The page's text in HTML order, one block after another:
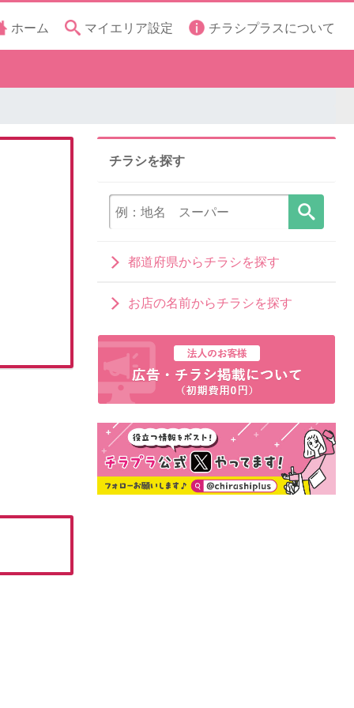
ホーム マイエリア設定 チラシプラスについて
チラシを探す
都道府県からチラシを探す
お店の名前からチラシを探す